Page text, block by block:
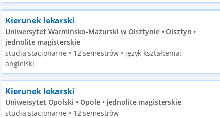
Kierunek lekarski
Uniwersytet Warmińsko-Mazurski w Olsztynie • Olsztyn •
jednolite magisterskie
studia stacjonarne • 12 semestrów • język kształcenia:
angielski
Kierunek lekarski
Uniwersytet Opolski • Opole • jednolite magisterskie
studia stacjonarne • 12 semestrów